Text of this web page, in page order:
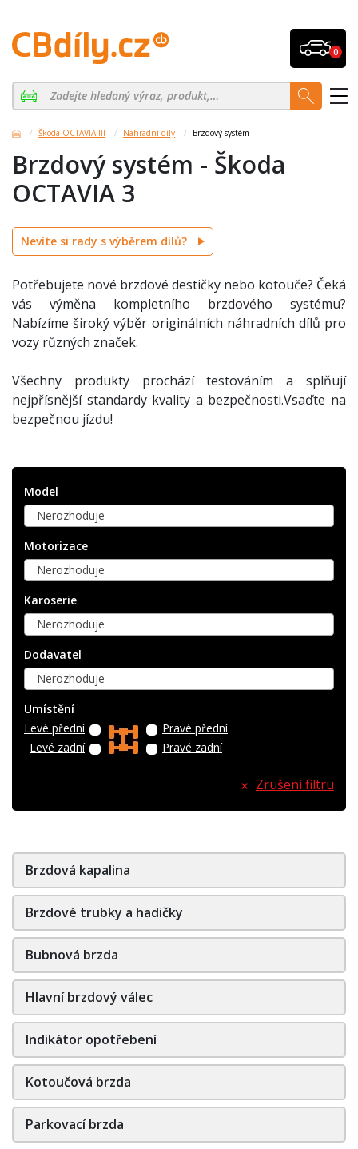
0
Škoda OCTAVIA III Náhradní díly Brzdový systém
Brzdový systém - Škoda
OCTAVIA 3
Nevíte si rady s výběrem dílů?
Potřebujete nové brzdové destičky nebo kotouče? Čeká
vás výměna kompletního brzdového systému?
Nabízíme široký výběr originálních náhradních dílů pro
vozy různých značek.
Všechny produkty prochází testováním a splňují
nejpřísnější standardy kvality a bezpečnosti.Vsaďte na
bezpečnou jízdu!
Model
Nerozhoduje
Motorizace
Nerozhoduje
Karoserie
Nerozhoduje
Dodavatel
Nerozhoduje
Umístění
Levé přední
Levé zadní
Pravé přední
Pravé zadní
Zrušení filtru
Brzdová kapalina
Brzdové trubky a hadičky
Bubnová brzda
Hlavní brzdový válec
Indikátor opotřebení
Kotoučová brzda
Parkovací brzda